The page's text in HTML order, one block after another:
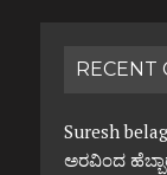
RECENT
Suresh
ಅರವಿಂದ